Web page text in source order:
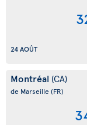
24 AOÛT
Montréal (CA)
de Marseille (FR)